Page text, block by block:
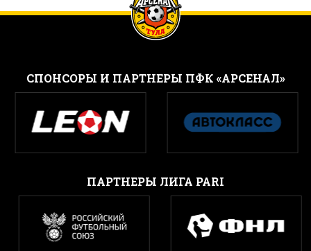
CПОНСОРЫ И ПАРТНЕРЫ ПФК «АРСЕНАЛ»
ПАРТНЕРЫ ЛИГА PARI